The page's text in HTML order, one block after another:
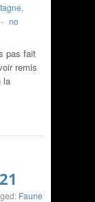
,
- no
pas fait
remis
la
Faune